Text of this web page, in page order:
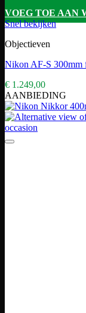
VOEG TOE AAN
Snel bekijken
Objectieven
Nikon AF-S 300mm
€ 1.249,00
AANBIEDING